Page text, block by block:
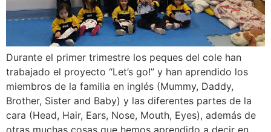
Durante el primer trimestre los peques del cole han
trabajado el proyecto “Let’s go!” y han aprendido los
miembros de la familia en inglés (Mummy, Daddy,
Brother, Sister and Baby) y las diferentes partes de la
cara (Head, Hair, Ears, Nose, Mouth, Eyes), además de